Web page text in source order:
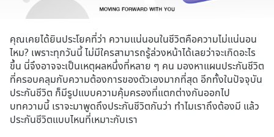
คุณเคยได้ยินประโยคที่ว่า ความแน่นอนในชีวิตคือความไม่แน่นอน
ไหม? เพราะทุกวันนี้ ไม่มีใครสามารถรู้ล่วงหน้าได้เลยว่าจะเกิดอะไร
ขึ้น นี่จึงอาจจะเป็นเหตุผลหนึ่งที่หลาย ๆ คน มองหาแผนประกันชีวิต
ที่ครอบคลุมกับความต้องการของตัวเองมากที่สุด อีกทั้งในปัจจุบัน
ประกันชีวิต ก็มีรูปแบบความคุ้มครองที่แตกต่างกันออกไป
บทความนี้ เราจะมาพูดถึงประกันชีวิตกันว่า ทำไมเราถึงต้องมี แล้ว
ประกันชีวิตแบบไหนที่เหมาะกับเรา